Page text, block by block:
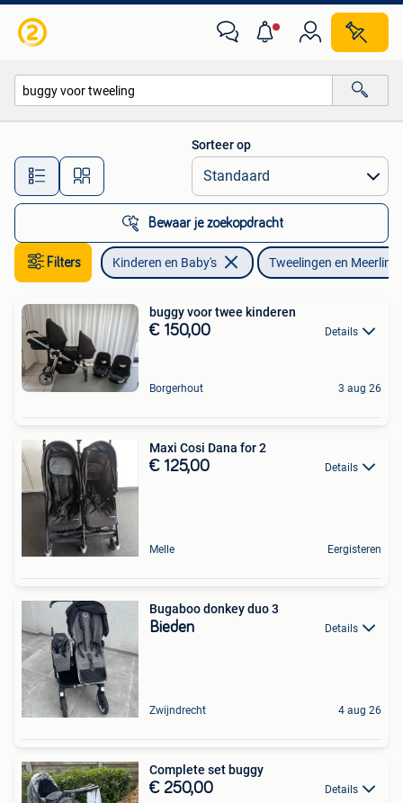
Alle afstanden…
Sorteer op
Bewaar je zoekopdracht
Filters Kinderen en Baby's Tweelingen en
buggy voor twee kinderen
€ 150,00 Details
Borgerhout 3 aug 26
Maxi Cosi Dana for 2
€ 125,00 Details
Melle Eergisteren
Bugaboo donkey duo 3
Bieden Details
Zwijndrecht 4 aug 26
Complete set buggy
€ 250,00 Details